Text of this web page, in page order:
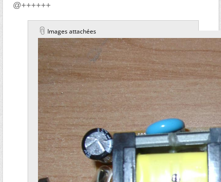
@++++++
Images attachées